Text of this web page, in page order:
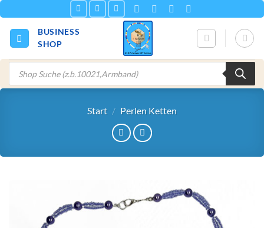
Inhalt
springen
BUSINESS
SHOP
Products
search
Start / Perlen Ketten